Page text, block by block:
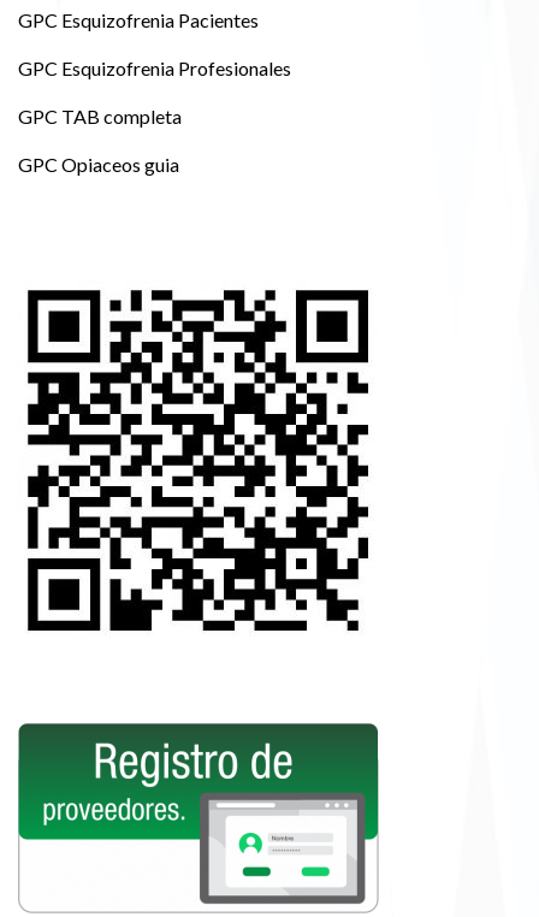
GPC Esquizofrenia Pacientes
GPC Esquizofrenia Profesionales
GPC TAB completa
GPC Opiaceos guia